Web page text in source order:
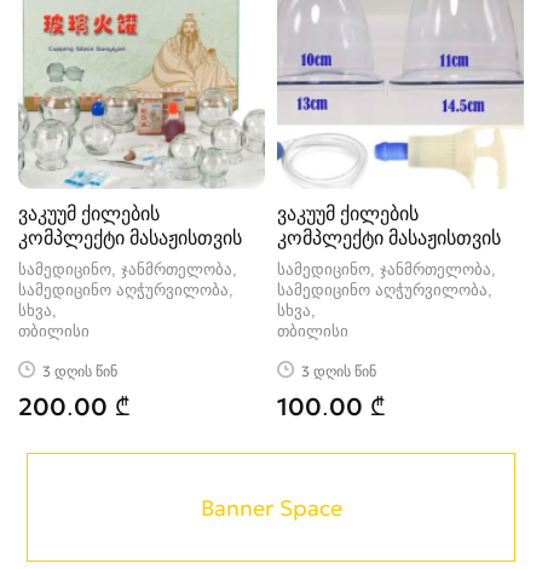
ვაკუუმ ქილების
კომპლექტი მასაჟისთვის
სამედიცინო, ჯანმრთელობა,
სამედიცინო აღჭურვილობა,
სხვა
თბილისი
3 დღის წინ
200.00 ₾
ვაკუუმ ქილების
კომპლექტი მასაჟისთვის
სამედიცინო, ჯანმრთელობა,
სამედიცინო აღჭურვილობა,
სხვა
თბილისი
3 დღის წინ
100.00 ₾
Banner Space